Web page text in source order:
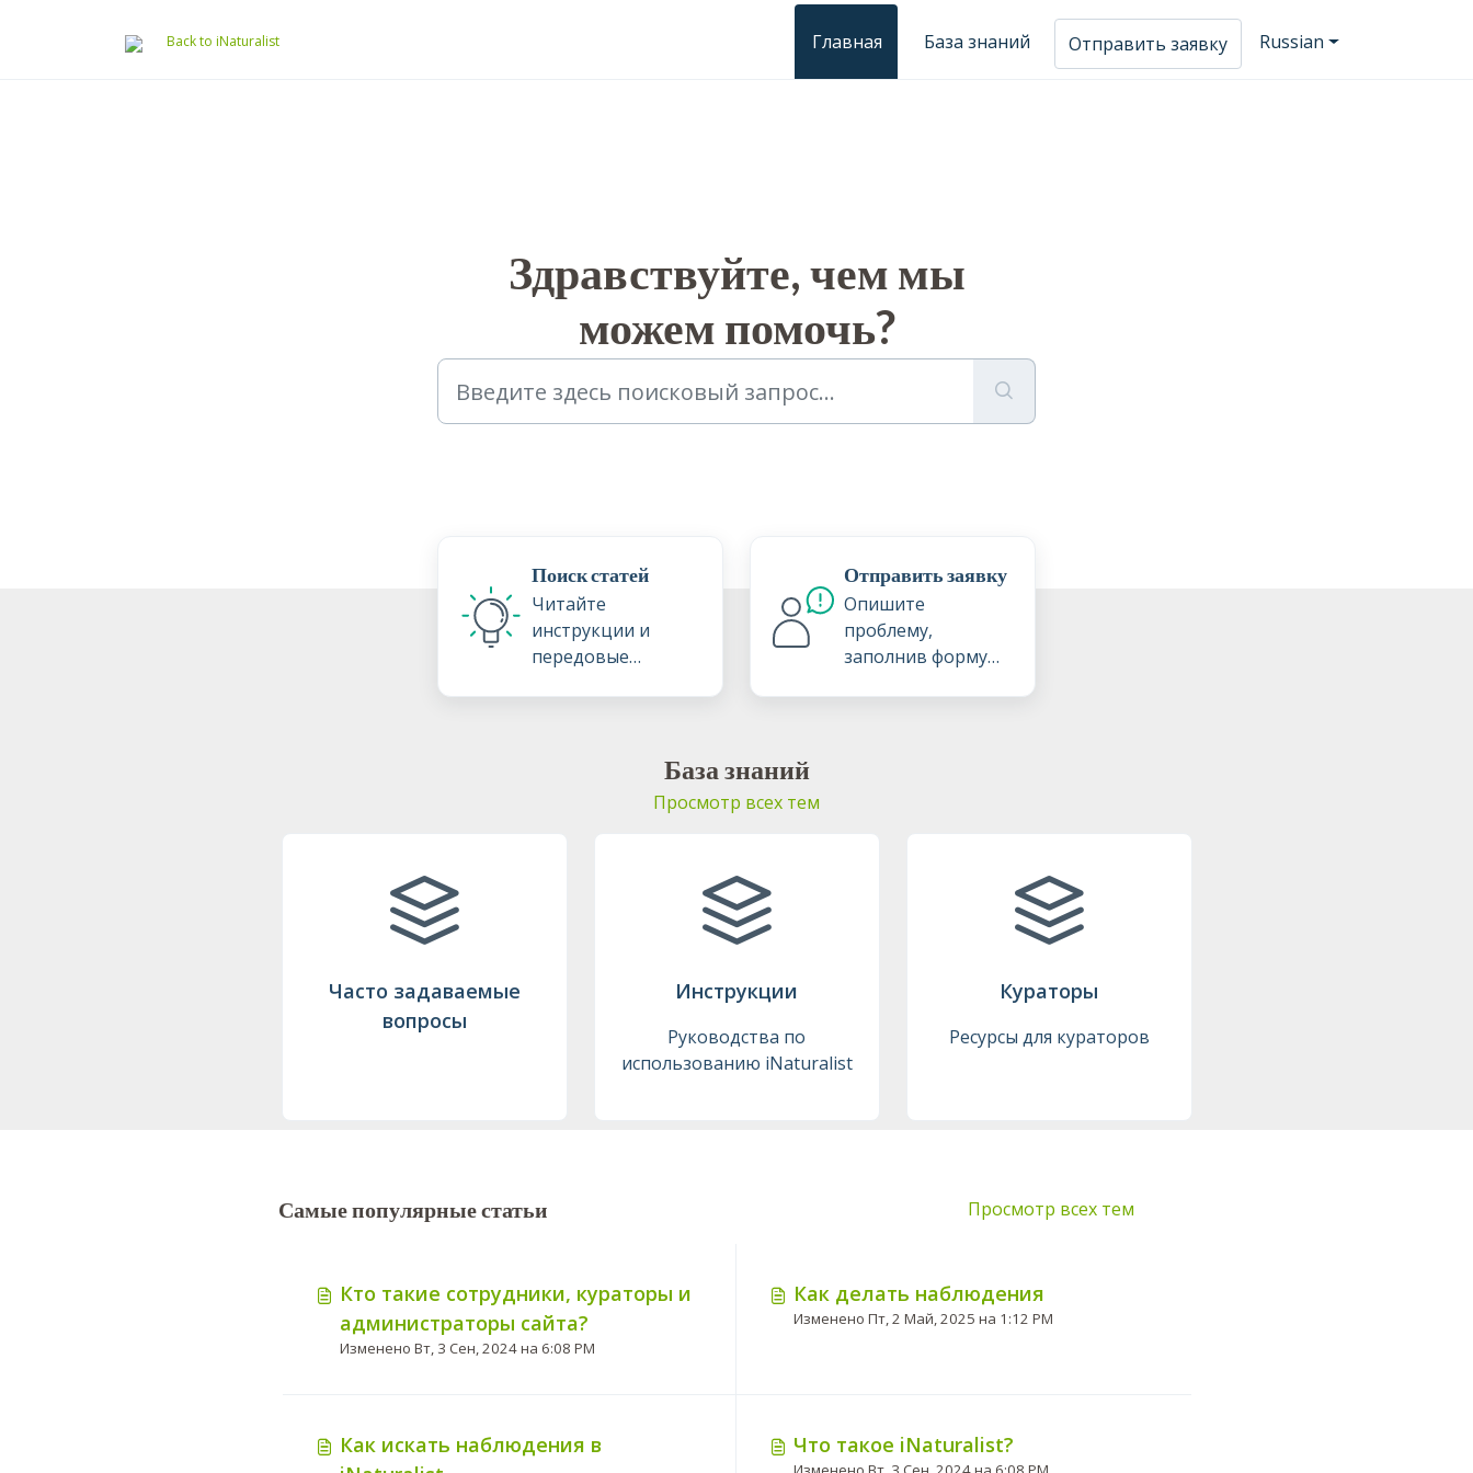
Back to iNaturalist Главная База знаний Отправить заявку Russian
Здравствуйте, чем мы
можем помочь?
Поиск статей
Читайте
инструкции и
передовые
Отправить заявку
Опишите
проблему,
заполнив форму
База знаний
Просмотр всех тем
Часто задаваемые
вопросы
Инструкции
Руководства по
использованию iNaturalist
Кураторы
Ресурсы для кураторов
Самые популярные статьи Просмотр всех тем
Кто такие сотрудники, кураторы и
администраторы сайта?
Изменено Вт, 3 Сен, 2024 на 6:08 PM
Как делать наблюдения
Изменено Пт, 2 Май, 2025 на 1:12 PM
Как искать наблюдения в
Что такое iNaturalist?